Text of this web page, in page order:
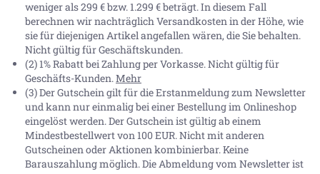
weniger als 299 € bzw. 1.299 € beträgt. In diesem Fall
berechnen wir nachträglich Versandkosten in der Höhe, wie
sie für diejenigen Artikel angefallen wären, die Sie behalten.
Nicht gültig für Geschäftskunden.
(2) 1% Rabatt bei Zahlung per Vorkasse. Nicht gültig für
Geschäfts-Kunden.Mehr
(3) Der Gutschein gilt für die Erstanmeldung zum Newsletter
und kann nur einmalig bei einer Bestellung im Onlineshop
eingelöst werden. Der Gutschein ist gültig ab einem
Mindestbestellwert von 100 EUR. Nicht mit anderen
Gutscheinen oder Aktionen kombinierbar. Keine
Barauszahlung möglich. Die Abmeldung vom Newsletter ist